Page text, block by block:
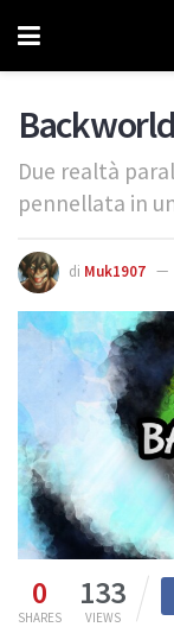
Due realtà
pennellata in
di Muk1907
0
SHARES
133
VIEWS